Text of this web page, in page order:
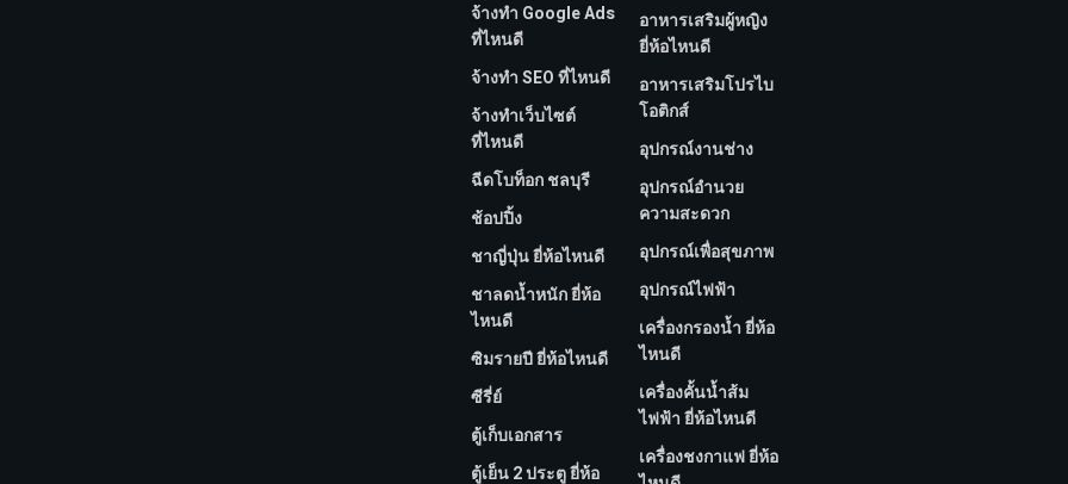
จ้างทํา Google Ads
ที่ไหนดี
จ้างทํา SEO ที่ไหนดี
จ้างทําเว็บไซต์
ที่ไหนดี
ฉีดโบท็อก ชลบุรี
ช้อปปิ้ง
ชาญี่ปุ่น ยี่ห้อไหนดี
ชาลดน้ำหนัก ยี่ห้อ
ไหนดี
ซิมรายปี ยี่ห้อไหนดี
ซีรี่ย์
ตู้เก็บเอกสาร
ตู้เย็น 2 ประตู ยี่ห้อ
อาหารเสริมผู้หญิง
ยี่ห้อไหนดี
อาหารเสริมโปรไบ
โอติกส์
อุปกรณ์งานช่าง
อุปกรณ์อำนวย
ความสะดวก
อุปกรณ์เพื่อสุขภาพ
อุปกรณ์ไฟฟ้า
เครื่องกรองน้ำ ยี่ห้อ
ไหนดี
เครื่องคั้นน้ำส้ม
ไฟฟ้า ยี่ห้อไหนดี
เครื่องชงกาแฟ ยี่ห้อ